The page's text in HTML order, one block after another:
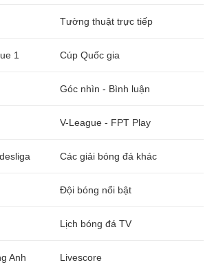
Tường thuật trực tiếp
1 Cúp Quốc gia
Góc nhìn - Bình luận
V-League - FPT Play
Các giải bóng đá khác
Đội bóng nổi bật
Lịch bóng đá TV
Anh Livescore